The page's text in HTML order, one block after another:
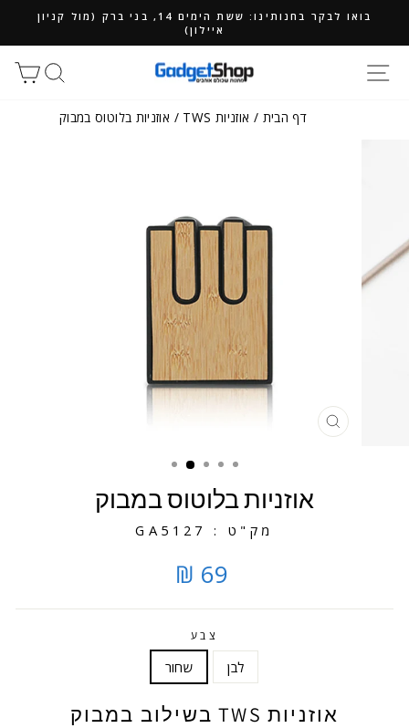
בואו לבקר בחנותינו: ששת הימים 14, בני ברק (מול קניון
איילון)
חיפוש
דף הבית / אוזניות TWS / אוזניות בלוטוס במבוק
אוזניות בלוטוס במבוק
מק"ט : GA5127
69 ₪
צבע
לבן שחור
אוזניות TWS בשילוב במבוק
סגירה